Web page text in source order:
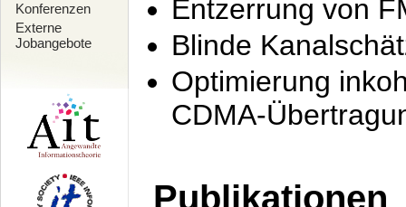
Konferenzen
Externe
Jobangebote
Entzerrung von
Blinde
Optimierung
CDMA-
Publikationen